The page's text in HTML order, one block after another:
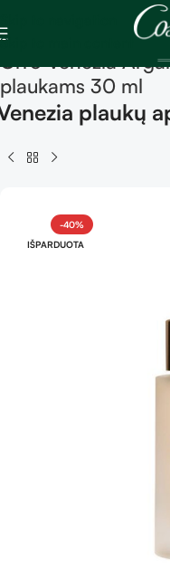
Skip to main content
Orro Venezia
plaukams 30 ml
plaukų
-40%
IŠPARDUOTA